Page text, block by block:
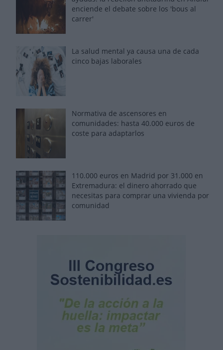
enciende el debate sobre los 'bous al
carrer'
La salud mental ya causa una de cada
cinco bajas laborales
Normativa de ascensores en
comunidades: hasta 40.000 euros de
coste para adaptarlos
110.000 euros en Madrid por 31.000 en
Extremadura: el dinero ahorrado que
necesitas para comprar una vivienda por
comunidad